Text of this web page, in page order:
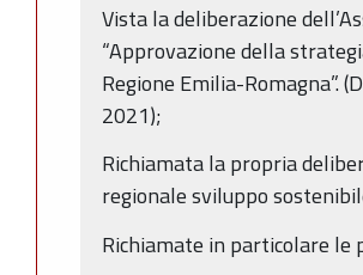
Vista la deliberazione
“Approvazione della
Regione Emilia-Romagna”.
2021);
Richiamata la propria
regionale sviluppo
Richiamate in particolare le